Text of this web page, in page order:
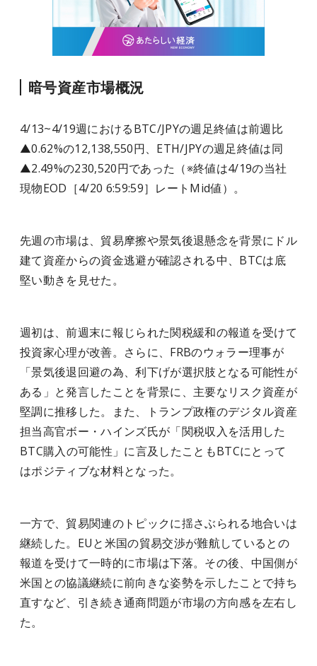
暗号資産市場概況
4/13~4/19週におけるBTC/JPYの週足終値は前週比
▲0.62%の12,138,550円、ETH/JPYの週足終値は同
▲2.49%の230,520円であった（※終値は4/19の当社
現物EOD［4/20 6:59:59］レートMid値）。
先週の市場は、貿易摩擦や景気後退懸念を背景にドル
建て資産からの資金逃避が確認される中、BTCは底
堅い動きを見せた。
週初は、前週末に報じられた関税緩和の報道を受けて
投資家心理が改善。さらに、FRBのウォラー理事が
「景気後退回避の為、利下げが選択肢となる可能性が
ある」と発言したことを背景に、主要なリスク資産が
堅調に推移した。また、トランプ政権のデジタル資産
担当高官ボー・ハインズ氏が「関税収入を活用した
BTC購入の可能性」に言及したこともBTCにとって
はポジティブな材料となった。
一方で、貿易関連のトピックに揺さぶられる地合いは
継続した。EUと米国の貿易交渉が難航しているとの
報道を受けて一時的に市場は下落。その後、中国側が
米国との協議継続に前向きな姿勢を示したことで持ち
直すなど、引き続き通商問題が市場の方向感を左右し
た。